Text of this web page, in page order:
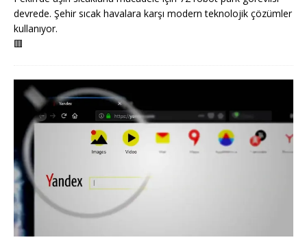
devrede. Şehir sıcak havalara karşı modern teknolojik çözümler
kullanıyor.
🟥